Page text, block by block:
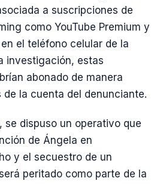
a suscripciones de
como YouTube Premium y
el teléfono celular de la
investigación, estas
abonado de manera
la cuenta del denunciante.
se dispuso un operativo que
de Ángela en
y el secuestro de un
peritado como parte de la